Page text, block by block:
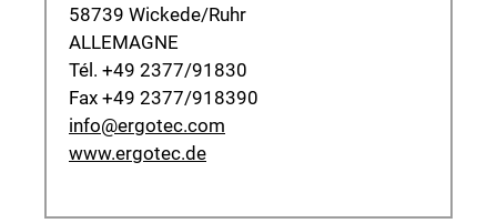
58739 Wickede/Ruhr
ALLEMAGNE
Tél. +49 2377/91830
Fax +49 2377/918390
info@ergotec.com
www.ergotec.de